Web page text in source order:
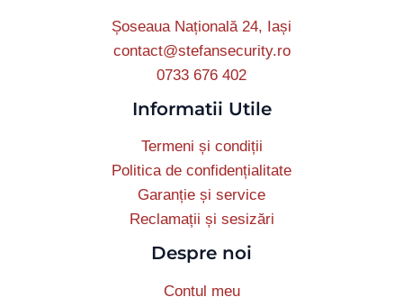
Șoseaua Națională 24, Iași
contact@stefansecurity.ro
0733 676 402
Informatii Utile
Termeni și condiții
Politica de confidențialitate
Garanție și service
Reclamații și sesizări
Despre noi
Contul meu